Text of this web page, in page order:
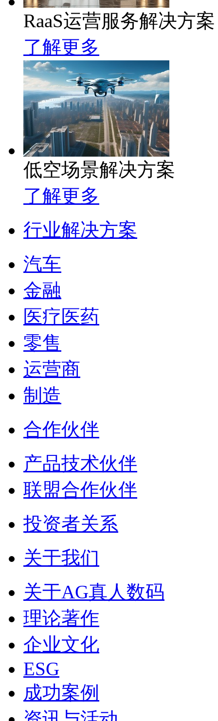
RaaS运营服务解决方案
了解更多
低空场景解决方案
了解更多
行业解决方案
汽车
金融
医疗医药
零售
运营商
制造
合作伙伴
产品技术伙伴
联盟合作伙伴
投资者关系
关于我们
关于AG真人数码
理论著作
企业文化
ESG
成功案例